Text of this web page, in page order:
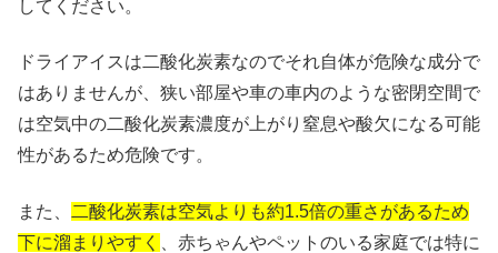
してください。
ドライアイスは二酸化炭素なのでそれ自体が危険な成分で
はありませんが、狭い部屋や車の車内のような密閉空間で
は空気中の二酸化炭素濃度が上がり窒息や酸欠になる可能
性があるため危険です。
また、
二酸化炭素は空気よりも約1.5倍の重さがあるため
下に溜まりやすく
、赤ちゃんやペットのいる家庭では特に